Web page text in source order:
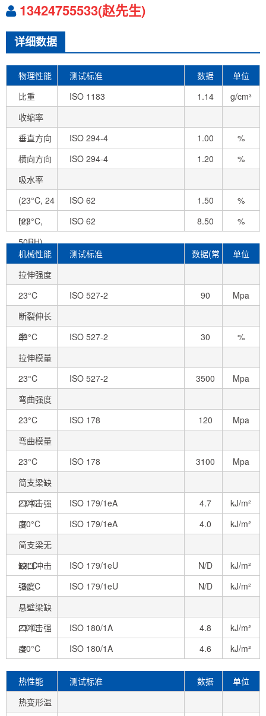
13424755533(赵先生)
详细数据
物理性能 测试标准 数据
单位
比重
ISO 1183 1.14
g/cm³
收缩率
垂直方向
ISO 294-4 1.00
%
横向方向
ISO 294-4 1.20
%
吸水率
(23°C, 24
hr)
ISO 62 1.50
%
(23°C,
50RH)
ISO 62 8.50 %
机械性能 测试标准
数据(常
单位
拉伸强度
23°C
ISO 527-2 90
Mpa
断裂伸长
率
23°C ISO 527-2 30
%
拉伸模量
23°C
ISO 527-2 3500
Mpa
弯曲强度
23°C
ISO 178 120
Mpa
弯曲模量
23°C
ISO 178 3100
Mpa
简支梁缺
口冲击强
度
23°C ISO 179/1eA 4.7
kJ/m²
-30°C
ISO 179/1eA 4.0
kJ/m²
简支梁无
缺口冲击
强度
23°C ISO 179/1eU N/D
kJ/m²
-30°C
ISO 179/1eU N/D
kJ/m²
悬壁梁缺
口冲击强
度
23°C ISO 180/1A 4.8
kJ/m²
-30°C
ISO 180/1A 4.6 kJ/m²
热性能 测试标准 数据
单位
热变形温